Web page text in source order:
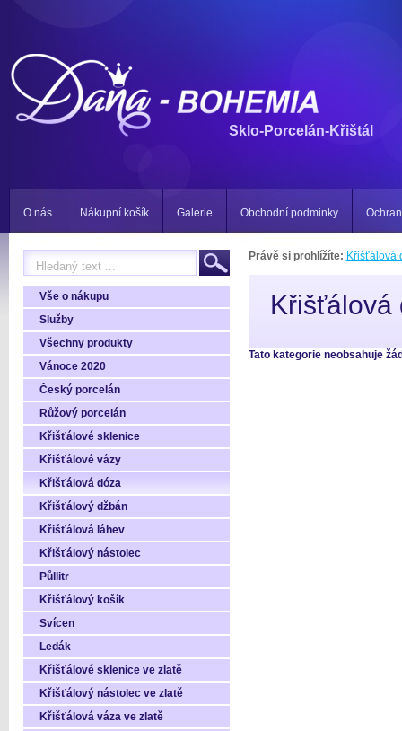
Sklo-Porcelán-Křištál
O nás Nákupní košík Galerie Obchodní podminky
Vše o nákupu
Služby
Všechny produkty
Vánoce 2020
Český porcelán
Růžový porcelán
Křišťálové sklenice
Křišťálové vázy
Křišťálová dóza
Křišťálový džbán
Křišťálová láhev
Křišťálový nástolec
Půllitr
Křišťálový košík
Svícen
Ledák
Křišťálové sklenice ve zlatě
Křišťálový nástolec ve zlatě
Křišťálová váza ve zlatě
Právě si prohlížíte: Křišťálová
Křišťálová
Tato kategorie neobsahuje